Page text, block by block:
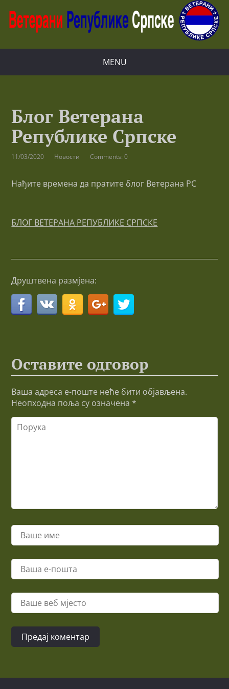
MENU
Блог Ветерана
Републике Српске
11/03/2020 Новости Comments: 0
Нађите времена да пратите блог Ветерана РС
БЛОГ ВЕТЕРАНА РЕПУБЛИКЕ СРПСКЕ
Друштвена размјена:
Оставите одговор
Ваша адреса е-поште неће бити објављена.
Неопходна поља су означена *